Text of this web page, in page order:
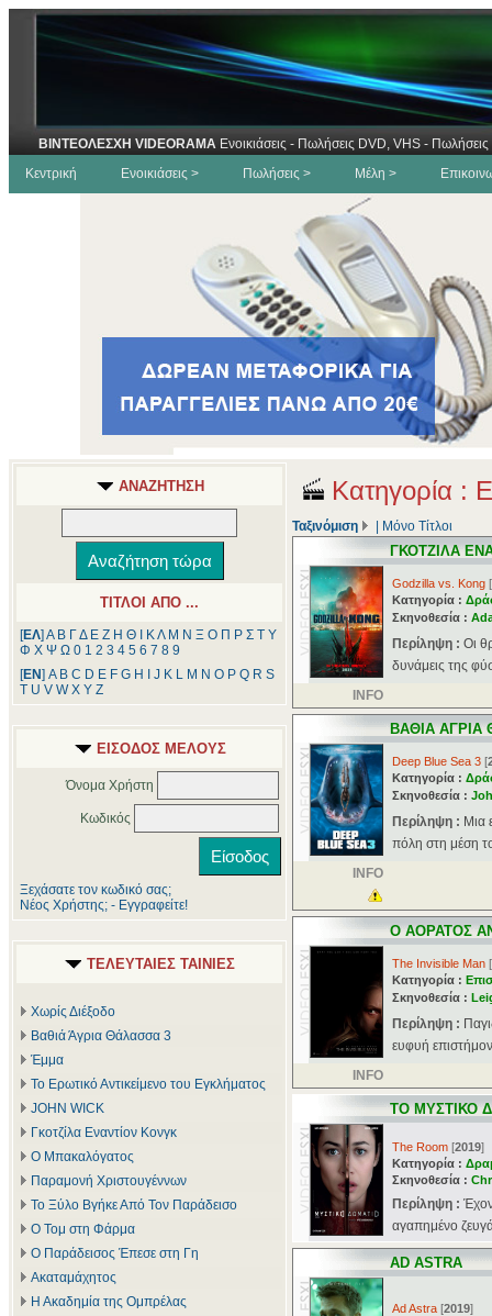
ΒΙΝΤΕΟΛΕΣΧΗ VIDEORAMA Ενοικιάσεις - Πωλήσεις DVD, VHS -
Κεντρική
Ενοικιάσεις > Πωλήσεις > Μέλη >
ΑΝΑΖΗΤΗΣΗ
ΤΙΤΛΟΙ ΑΠΟ ...
[ΕΛ] Α Β ΓΔ Ε Ζ Η Θ ΚΛ Μ Ν Ξ Ο Π Ρ Σ Τ Υ
Φ Χ Ψ Ω 0 1 2 3 4 5 6 7 8 9
[ΕΝ] A B C D E F G H J K L M N O P Q R S
T U V W X Y Z
ΕΙΣΟΔΟΣ ΜΕΛΟΥΣ
Όνομα Χρήστη
Κωδικός
Ξεχάσατε τον κωδικό σας;
Νέος Χρήστης; - Εγγραφείτε!
ΤΕΛΕΥΤΑΙΕΣ ΤΑΙΝΙΕΣ
Χωρίς Διέξοδο
Βαθιά Άγρια Θάλασσα 3
Έμμα
Το Ερωτικό Αντικείμενο του Εγκλήματος
JOHN WICK
Γκοτζίλα Εναντίον Κονγκ
Ο Μπακαλόγατος
Παραμονή Χριστουγέννων
Το Ξύλο Βγήκε Από Τον Παράδεισο
Ο Τομ στη Φάρμα
Ο Παράδεισος Έπεσε στη Γη
Ακαταμάχητος
Η Ακαδημία της Ομπρέλας
Κατηγορία :
Ταξινόμιση Μόνο Τίτλοι
ΓΚΟΤΖΙΛΑ
Godzilla vs. Kong [
Κατηγορία :
Σκηνοθεσία :
Περίληψη : Οι
δυνάμεις της
INFO
ΒΑΘΙΑ ΑΓΡΙΑ
Deep Blue Sea 3 [
Κατηγορία :
Σκηνοθεσία :
Περίληψη : Μια
πόλη στη μέση
INFO
Ο ΑΟΡΑΤΟΣ
The Invisible Man [
Κατηγορία :
Σκηνοθεσία :
Περίληψη :
ευφυή
INFO
ΤΟ ΜΥΣΤΙΚΟ
The Room [2019]
Κατηγορία :
Σκηνοθεσία :
Περίληψη :
αγαπημένο
AD ASTRA
Ad Astra [2019]